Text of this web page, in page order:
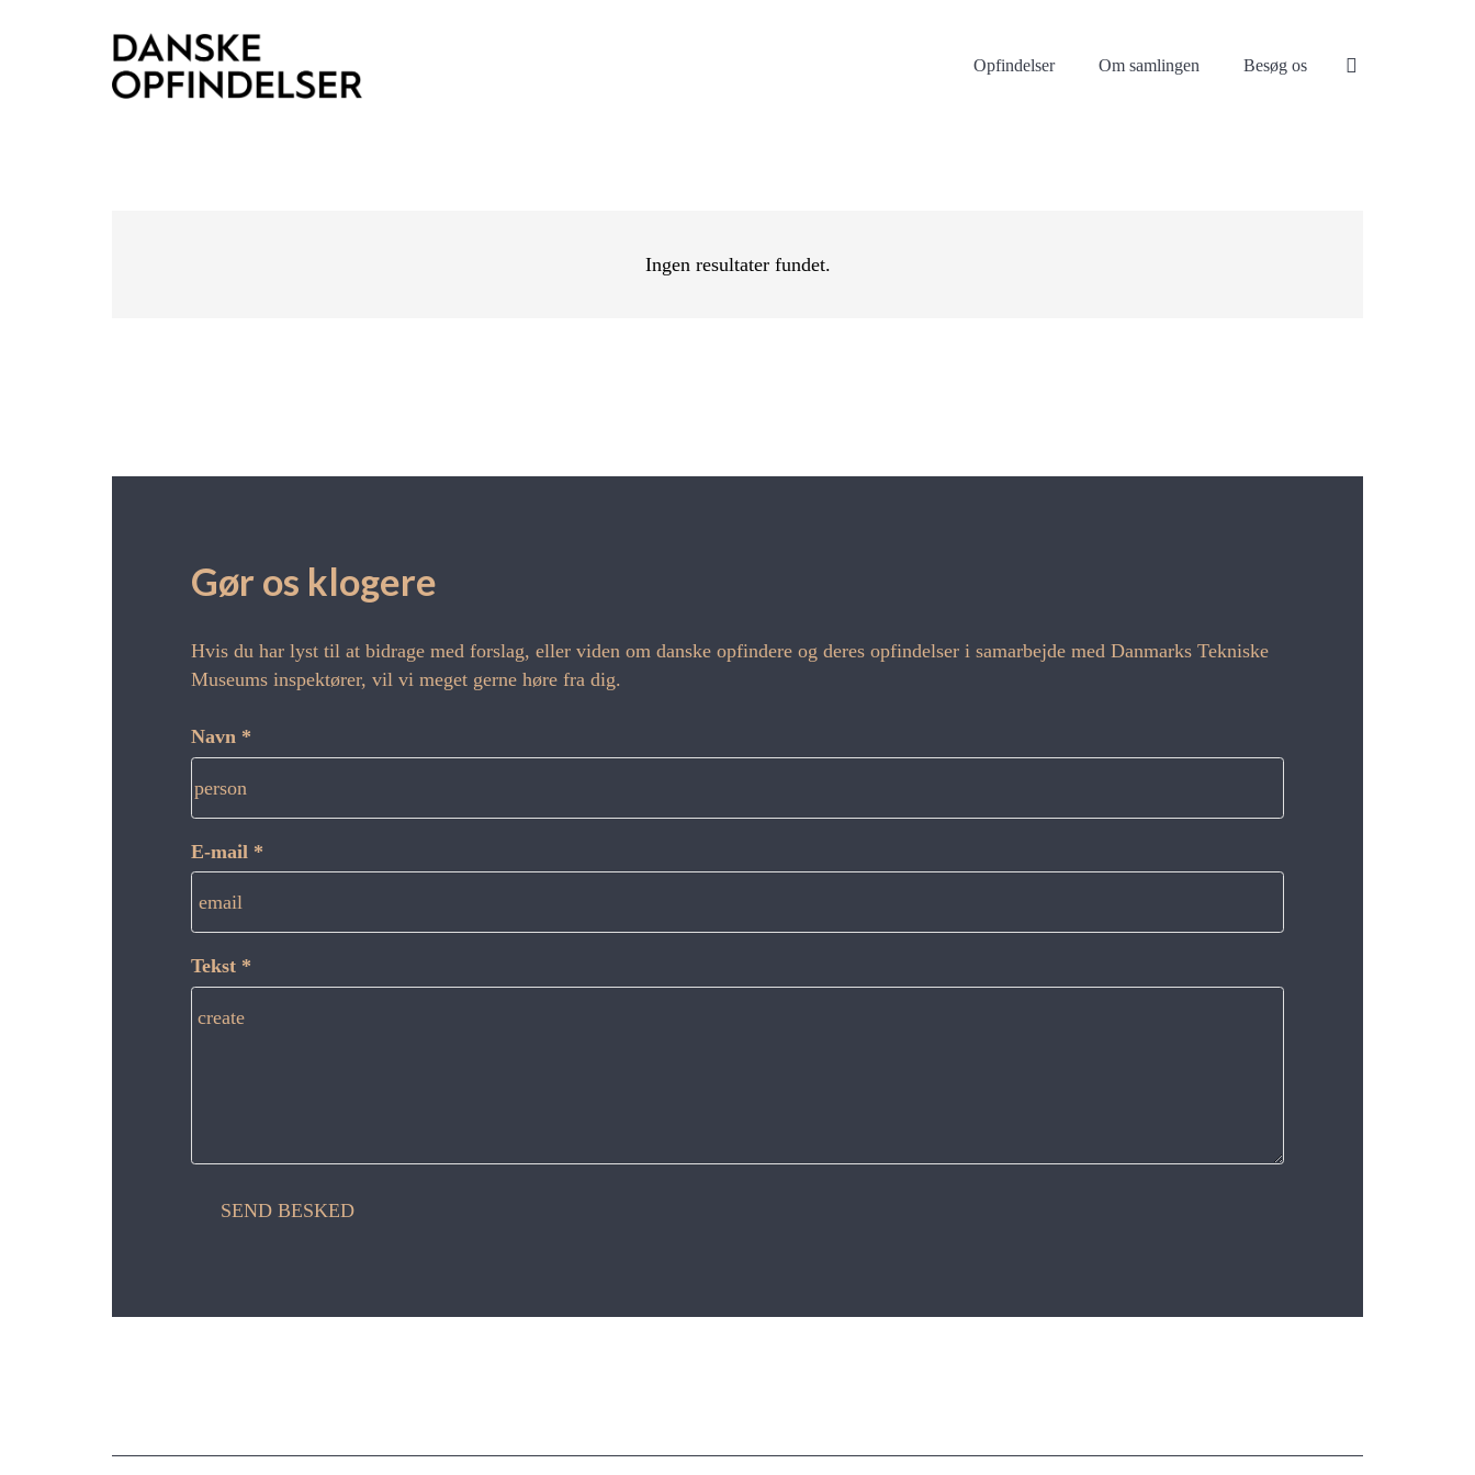
Opfindelser Om samlingen Besøg os
Ingen resultater fundet.
Gør os klogere
Hvis du har lyst til at bidrage med forslag, eller viden om danske opfindere og deres opfindelser i samarbejde med Danmarks Tekniske
Museums inspektører, vil vi meget gerne høre fra dig.
Navn *
person
E-mail *
email
Tekst *
create
SEND BESKED